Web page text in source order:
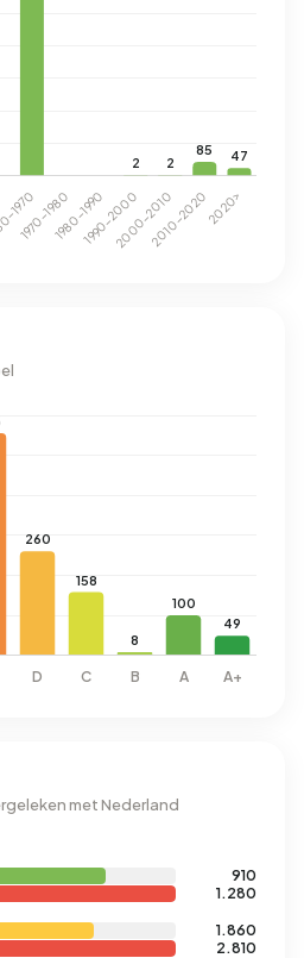
met Nederland
910
1.280
1.860
2.810